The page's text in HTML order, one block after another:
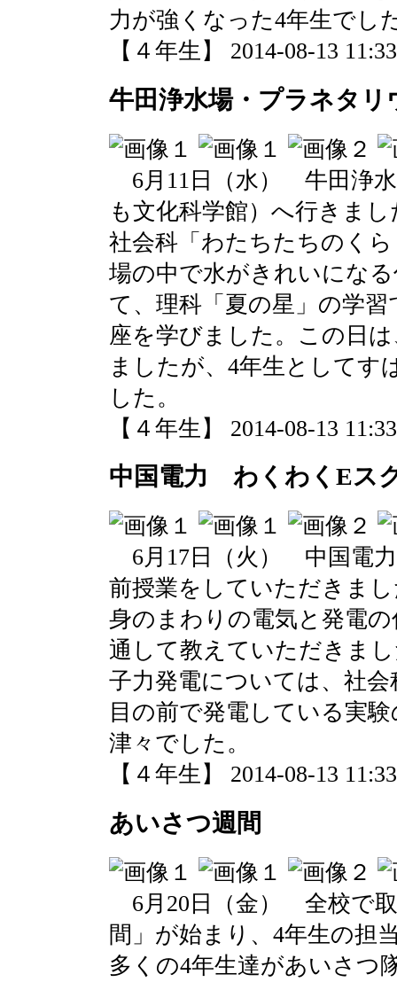
力が強くなった4年生でし
【４年生】 2014-08-13
牛田浄水場・プラネタリ
6月11日（水） 牛田浄
も文化科学館）へ行きまし
社会科「わたちたちのく
場の中で水がきれいにな
て、理科「夏の星」の学
座を学びました。この日
ましたが、4年生としてす
した。
【４年生】 2014-08-13
中国電力 わくわくEス
6月17日（火） 中国電
前授業をしていただきま
身のまわりの電気と発電
通して教えていただきま
子力発電については、社
目の前で発電している実
津々でした。
【４年生】 2014-08-13
あいさつ週間
6月20日（金） 全校で
間」が始まり、4年生の担
多くの4年生達があいさつ